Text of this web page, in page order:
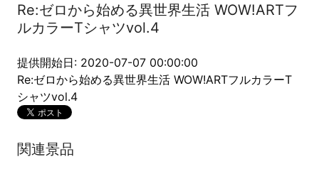
Re:ゼロから始める異世界生活 WOW!ARTフ
ルカラーTシャツvol.4
提供開始日: 2020-07-07 00:00:00
Re:ゼロから始める異世界生活 WOW!ARTフルカラーT
シャツvol.4
関連景品